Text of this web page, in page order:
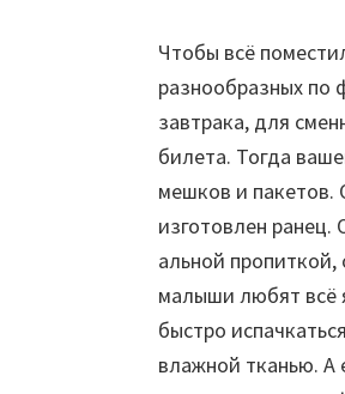
Чтобы всё
разнообразных по
завтрака, для
билета. Тогда
мешков и пакетов.
изготовлен
альной
малыши любят всё
быстро
влажной тканью. А